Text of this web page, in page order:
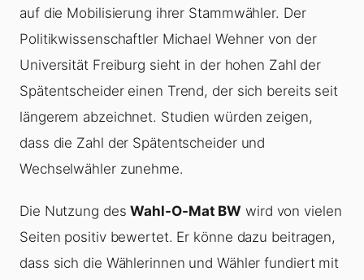
auf die Mobilisierung ihrer Stammwähler. Der
Politikwissenschaftler Michael Wehner von der
Universität Freiburg sieht in der hohen Zahl der
Spätentscheider einen Trend, der sich bereits seit
längerem abzeichnet. Studien würden zeigen,
dass die Zahl der Spätentscheider und
Wechselwähler zunehme.
Die Nutzung desWahl-O-Mat BW wird von vielen
Seiten positiv bewertet. Er könne dazu beitragen,
dass sich die Wählerinnen und Wähler fundiert mit